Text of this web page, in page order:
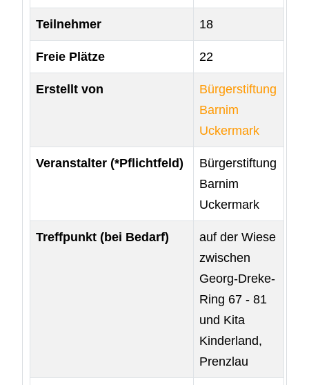
Teilnehmer 18
Freie Plätze 22
Erstellt von
Bürgerstiftung
Barnim
Uckermark
Veranstalter (*Pflichtfeld)
Bürgerstiftung
Barnim
Uckermark
Treffpunkt (bei Bedarf)
auf der Wiese
zwischen
Georg-Dreke-
Ring 67 - 81
und Kita
Kinderland,
Prenzlau